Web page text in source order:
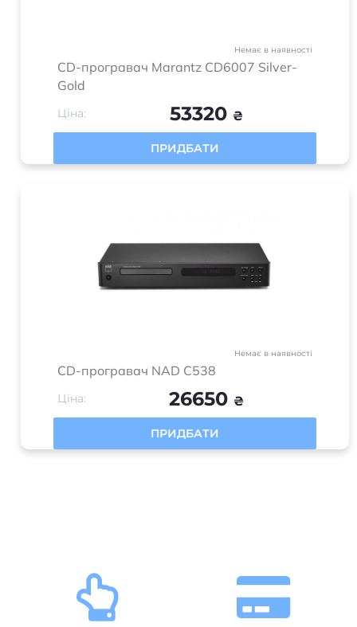
Немає в наявності
CD-програвач Marantz CD6007 Silver-
Gold
Ціна: 53320 ₴
ПРИДБАТИ
Немає в наявності
CD-програвач NAD C538
Ціна: 26650 ₴
ПРИДБАТИ